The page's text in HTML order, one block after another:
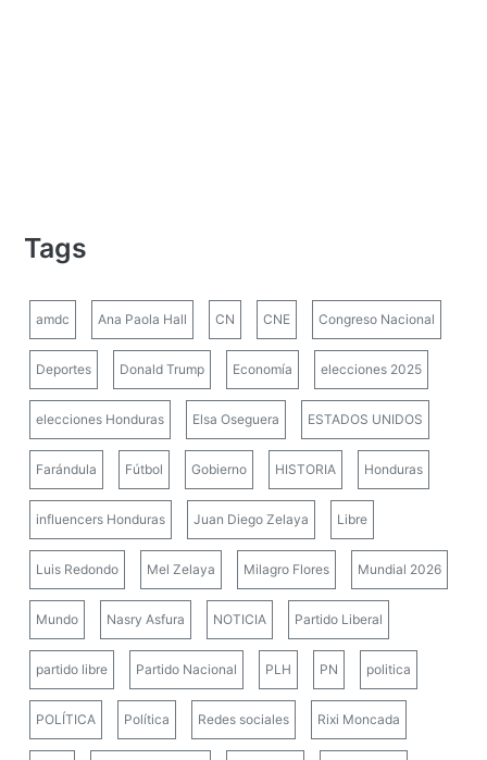
Tags
amdc Ana Paola Hall CN CNE Congreso Nacional
Deportes Donald Trump Economía elecciones 2025
elecciones Honduras Elsa Oseguera ESTADOS UNIDOS
Farándula Fútbol Gobierno HISTORIA Honduras
influencers Honduras Juan Diego Zelaya Libre
Luis Redondo Mel Zelaya Milagro Flores Mundial 2026
Mundo Nasry Asfura NOTICIA Partido Liberal
partido libre Partido Nacional PLH PN politica
POLÍTICA Política Redes sociales Rixi Moncada